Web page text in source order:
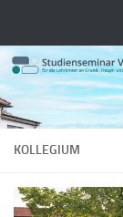
KOLLEGIUM